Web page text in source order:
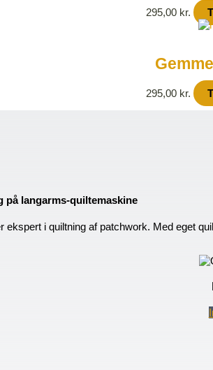
295,00 kr.
295,00 kr.
langarms-quiltemaskine
i quiltning af patchwork. Med eget